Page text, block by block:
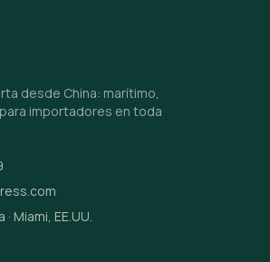
desde China: marítimo,
importadores en toda
Miami, EE.UU.